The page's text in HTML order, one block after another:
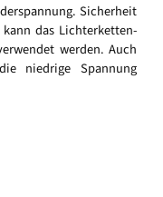
Sicherheit
das Lichterketten-
werden. Auch
niedrige Spannung